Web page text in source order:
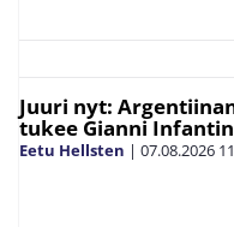
Juuri nyt:
tukee Gianni
Eetu Hellsten | 07.08.2026